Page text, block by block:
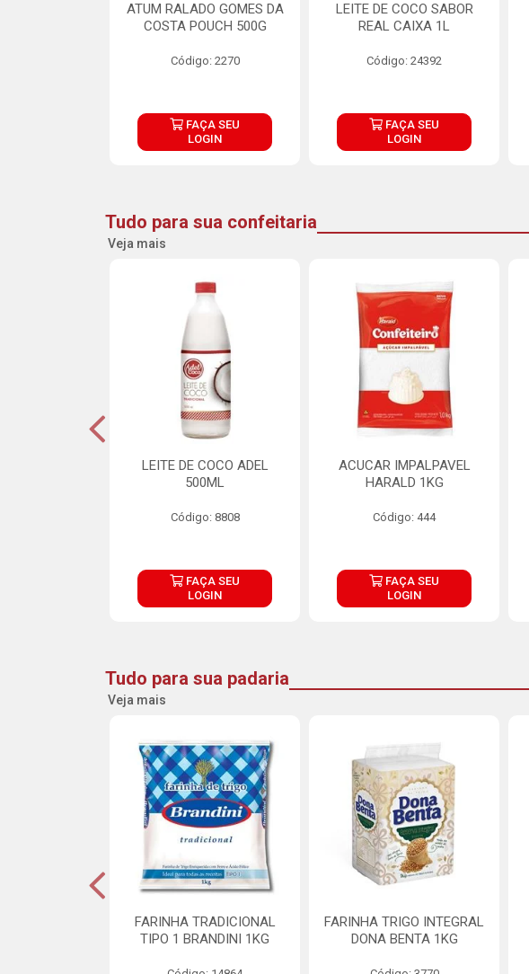
ATUM RALADO GOMES DA
COSTA POUCH 500G
Código: 2270
FAÇA SEU
LOGIN
LEITE DE COCO SABOR
REAL CAIXA 1L
Código: 24392
FAÇA SEU
LOGIN
Tudo para sua confeitaria
Veja mais
LEITE DE COCO ADEL
500ML
Código: 8808
FAÇA SEU
LOGIN
ACUCAR IMPALPAVEL
HARALD 1KG
Código: 444
FAÇA SEU
LOGIN
Tudo para sua padaria
Veja mais
FARINHA TRADICIONAL
TIPO 1 BRANDINI 1KG
FARINHA TRIGO INTEGRAL
DONA BENTA 1KG